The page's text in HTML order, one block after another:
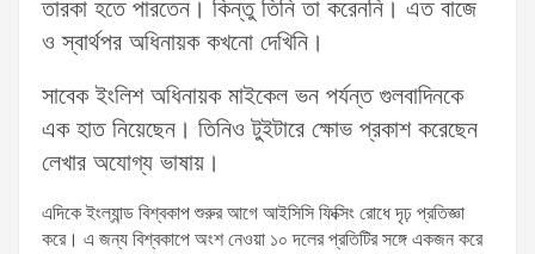
তারকা হতে পারতেন। কিন্তু তিনি তা করেননি। এত বাজে
ও স্বার্থপর অধিনায়ক কখনো দেখিনি।
সাবেক ইংলিশ অধিনায়ক মাইকেল ভন পর্যন্ত গুলবাদিনকে
এক হাত নিয়েছেন। তিনিও টুইটারে ক্ষোভ প্রকাশ করেছেন
লেখার অযোগ্য ভাষায়।
এদিকে ইংল্যান্ড বিশ্বকাপ শুরুর আগে আইসিসি ফিক্সিং রোধে দৃঢ় প্রতিজ্ঞা
করে। এ জন্য বিশ্বকাপে অংশ নেওয়া ১০ দলের প্রতিটির সঙ্গে একজন করে